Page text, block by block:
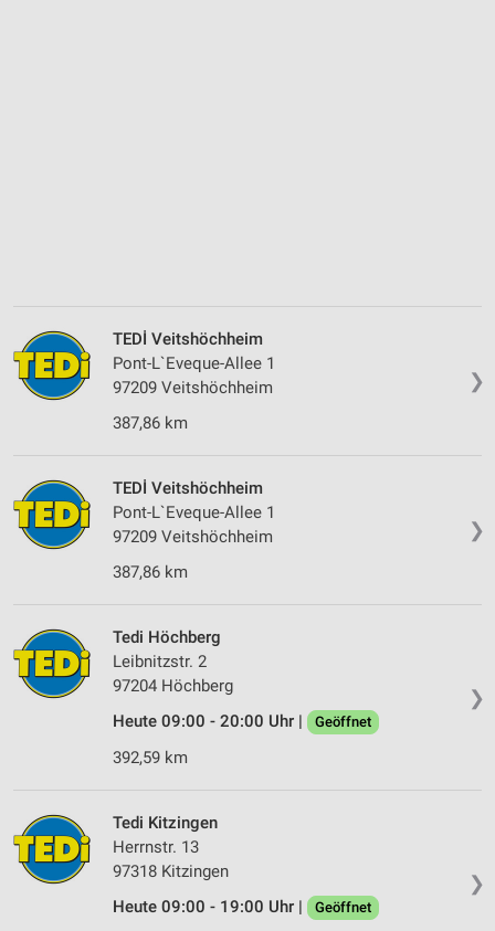
❯
TEDİ Veitshöchheim
Pont-L`Eveque-Allee 1
97209 Veitshöchheim
387,86 km
❯
TEDİ Veitshöchheim
Pont-L`Eveque-Allee 1
97209 Veitshöchheim
387,86 km
❯
Tedi Höchberg
Leibnitzstr. 2
97204 Höchberg
Heute 09:00 - 20:00 Uhr |
Geöffnet
392,59 km
❯
Tedi Kitzingen
Herrnstr. 13
97318 Kitzingen
Heute 09:00 - 19:00 Uhr |
Geöffnet